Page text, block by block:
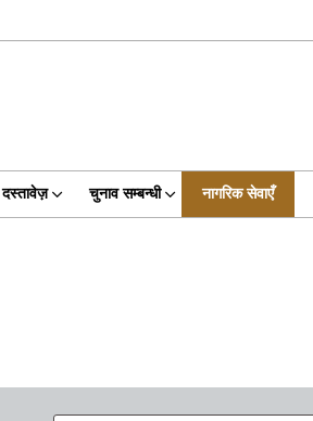
दस्तावेज़ चुनाव सम्बन्धी नागरिक सेवाएँ